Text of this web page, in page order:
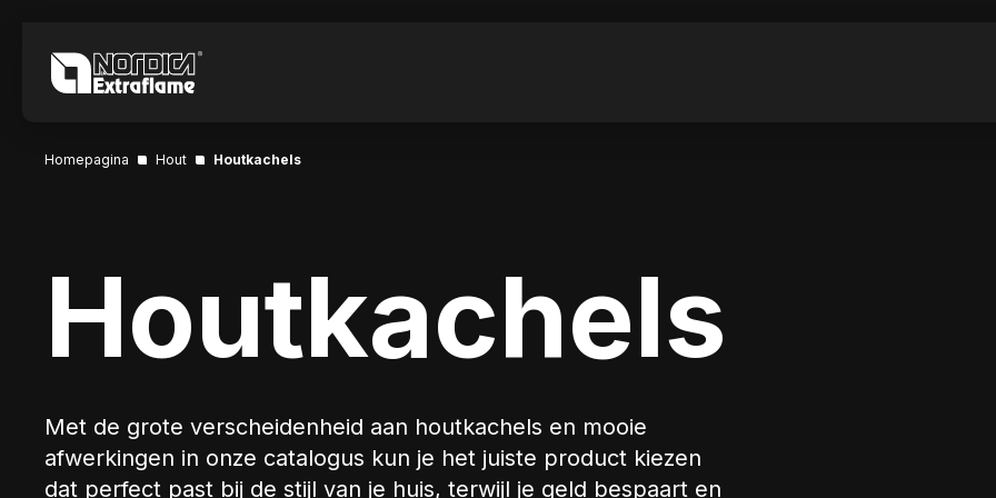
Homepagina Hout Houtkachels
Houtkachels
Met de grote verscheidenheid aan houtkachels en mooie
afwerkingen in onze catalogus kun je het juiste product kiezen
dat perfect past bij de stijl van je huis, terwijl je geld bespaart en